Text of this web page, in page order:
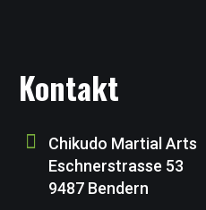
Kontakt
Chikudo Martial Arts
Eschnerstrasse 53
9487 Bendern